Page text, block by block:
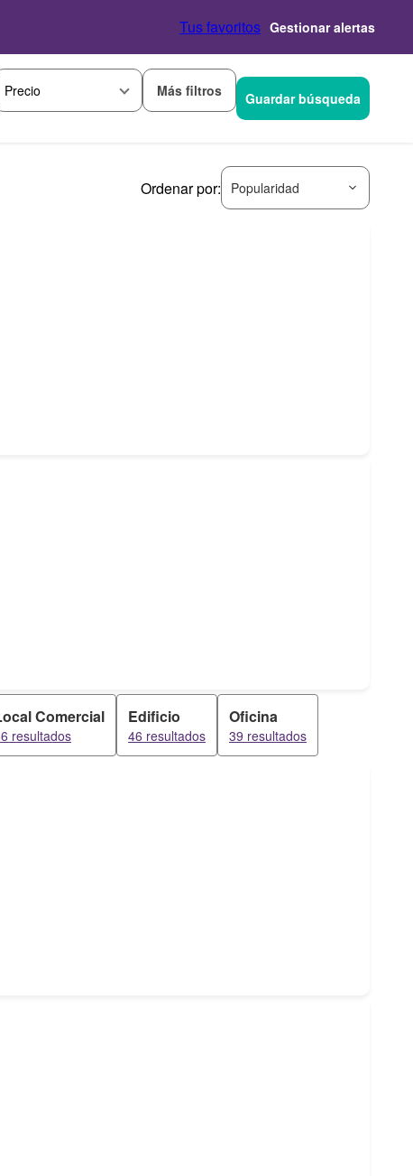
Tus favoritos Gestionar alertas
Precio Más filtros Guardar búsqueda
Ordenar por: Popularidad
Comercial
resultados
Edificio
46 resultados
Oficina
39 resultados